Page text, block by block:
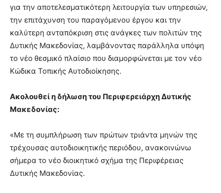
για την αποτελεσματικότερη λειτουργία των υπηρεσιών,
την επιτάχυνση του παραγόμενου έργου και την
καλύτερη ανταπόκριση στις ανάγκες των πολιτών της
Δυτικής Μακεδονίας, λαμβάνοντας παράλληλα υπόψη
το νέο θεσμικό πλαίσιο που διαμορφώνεται με τον νέο
Κώδικα Τοπικής Αυτοδιοίκησης.
Ακολουθεί η δήλωση του Περιφερειάρχη Δυτικής
Μακεδονίας:
«Με τη συμπλήρωση των πρώτων τριάντα μηνών της
τρέχουσας αυτοδιοικητικής περιόδου, ανακοινώνω
σήμερα το νέο διοικητικό σχήμα της Περιφέρειας
Δυτικής Μακεδονίας.